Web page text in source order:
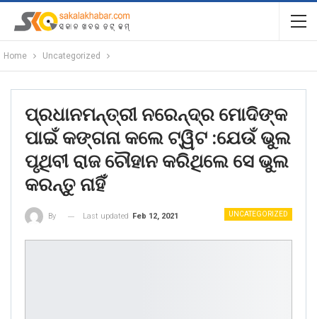
Home Uncategorized
ପ୍ରଧାନମନ୍ତ୍ରୀ ନରେନ୍ଦ୍ର ମୋଦିଙ୍କ
ପାଇଁ କଙ୍ଗନା କଲେ ଟ୍ୱିଟ :ଯେଉଁ ଭୁଲ
ପୃଥିବୀ ରାଜ ଚୌହାନ କରିଥିଲେ ସେ ଭୁଲ
କରନ୍ତୁ ନାହିଁ
UNCATEGORIZED
By Last updated Feb 12, 2021